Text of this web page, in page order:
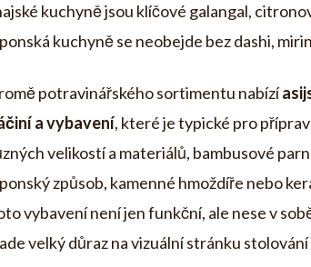
kuchyně jsou klíčové galangal,
kuchyně se neobejde bez dashi,
potravinářského sortimentu nabízí
a vybavení, které je typické pro
velikostí a materiálů, bambusové
způsob, kamenné hmoždíře nebo
vybavení není jen funkční, ale nese v
velký důraz na vizuální stránku